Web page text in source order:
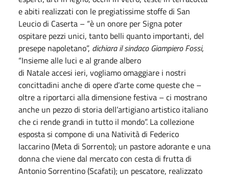
e abiti realizzati con le pregiatissime stoffe di San
Leucio di Caserta – “è un onore per Signa poter
ospitare pezzi unici, tanto belli quanto importanti, del
presepe napoletano”, dichiara il sindaco Giampiero Fossi,
“Insieme alle luci e al grande albero
di Nataleaccesi ieri, vogliamo omaggiare i nostri
concittadini anche di opere d’arte come queste che –
oltre a riportarci alla dimensione festiva – ci mostrano
anche un pezzo di storia dell’artigiano artistico italiano
che ci rende grandi in tutto il mondo”. La collezione
esposta si compone di una Natività di Federico
Iaccarino (Meta di Sorrento); un pastore adorante e una
donna che viene dal mercato con cesta di frutta di
Antonio Sorrentino (Scafati); un pescatore, realizzato